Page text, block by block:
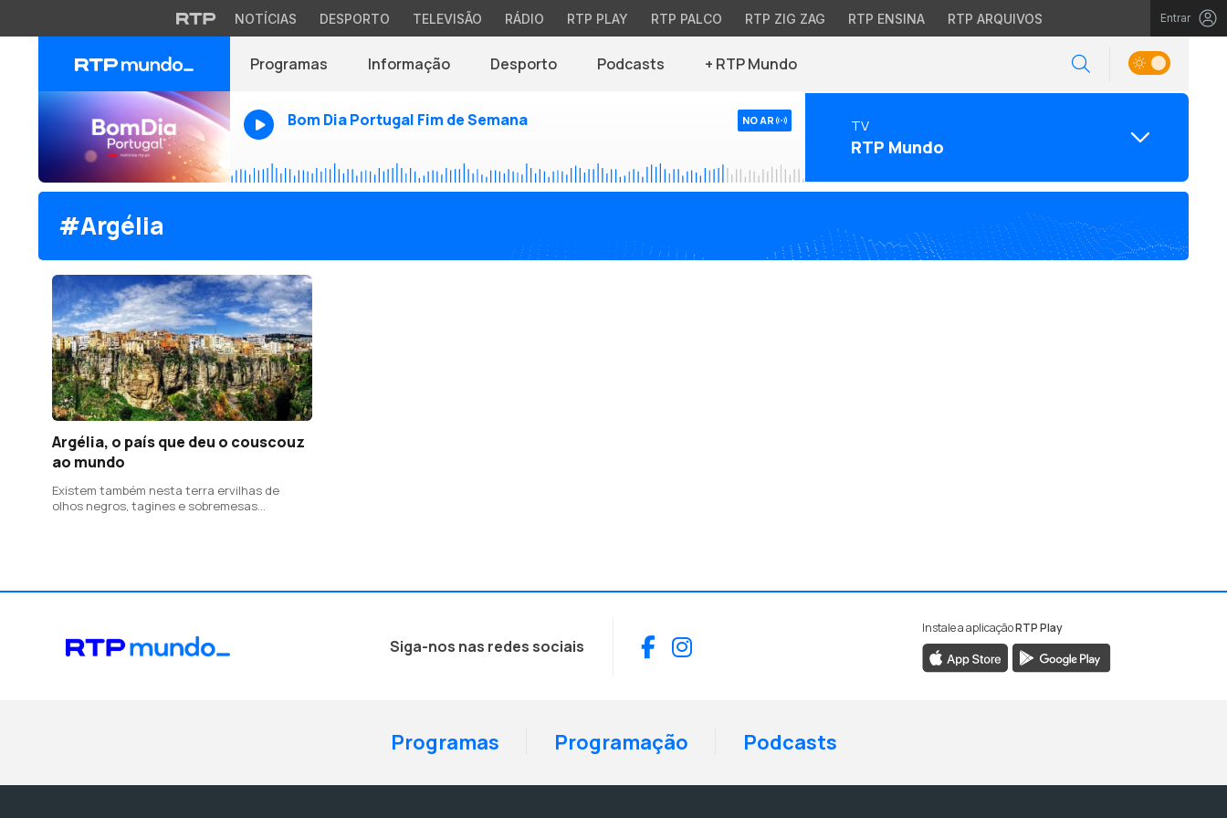
NOTÍCIAS DESPORTO TELEVISÃO RÁDIO RTP PLAY RTP PALCO RTP ZIG ZAG RTP ENSINA RTP ARQUIVOS Entrar
Programas Informação Desporto Podcasts + RTP Mundo
Bom Dia Portugal Fim de Semana NO AR TV
RTP Mundo
#Argélia
Argélia, o país que deu o couscouz
ao mundo
Existem também nesta terra ervilhas de
olhos negros, tagines e sobremesas
Siga-nos nas redes sociais Facebook
Instagram
Instale a aplicaçãoRTP Play
Programas Programação Podcasts